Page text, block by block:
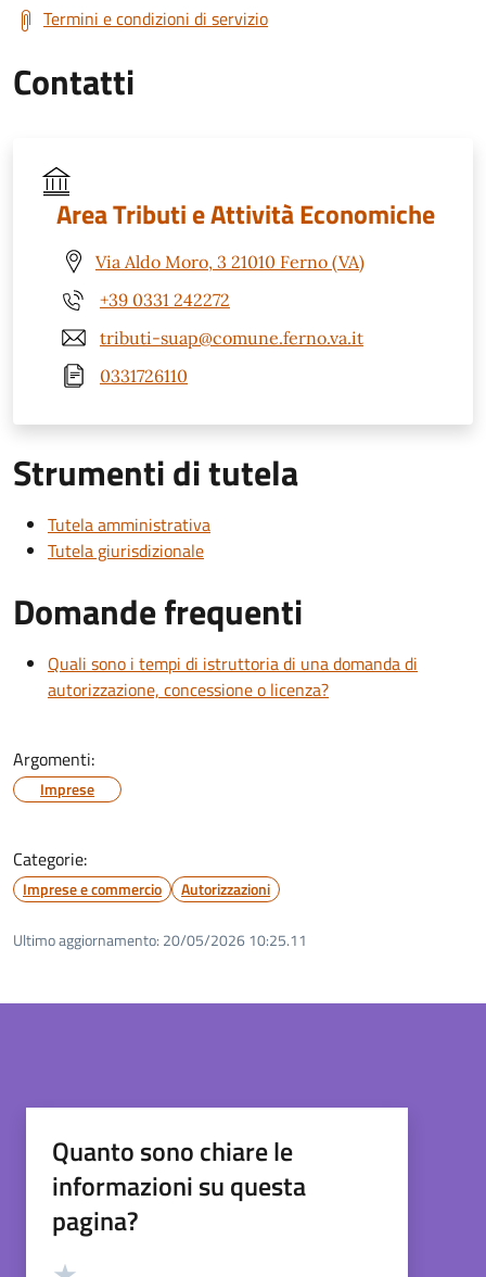
Termini e condizioni di servizio
Contatti
Area Tributi e Attività Economiche
Via Aldo Moro, 3 21010 Ferno (VA)
+39 0331 242272
tributi-suap@comune.ferno.va.it
0331726110
Strumenti di tutela
Tutela amministrativa
Tutela giurisdizionale
Domande frequenti
Quali sono i tempi di istruttoria di una domanda di
autorizzazione, concessione o licenza?
Argomenti:
Imprese
Categorie:
Imprese e commercio Autorizzazioni
Ultimo aggiornamento: 20/05/2026 10:25.11
Quanto sono chiare le
informazioni su questa
pagina?
Valutazione